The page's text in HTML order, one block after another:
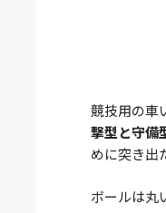
競技用の車
撃型と守備
めに突き出
ボールは丸